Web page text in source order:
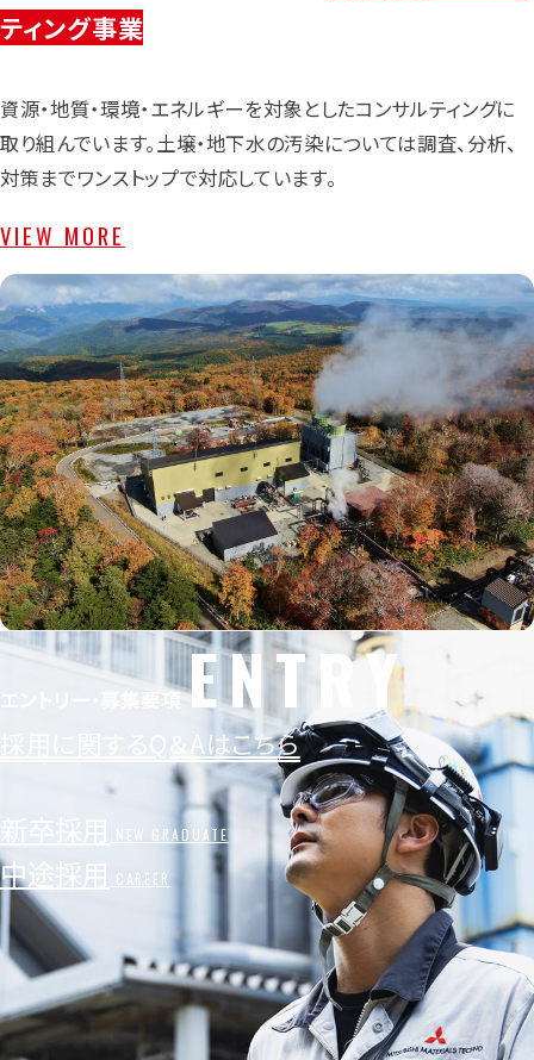
ティング事業
資源・地質・環境・エネルギーを対象としたコンサルティングに
取り組んでいます。土壌・地下水の汚染については調査、分析、
対策までワンストップで対応しています。
VIEW MORE
写真提供：安比地熱株式会社
エントリー・募集要項 ENTRY
採用に関するQ＆Aはこちら
新卒採用 NEW GRADUATE
中途採用 CAREER
メッセージ
コンセプトメッセージ
トップメッセージ